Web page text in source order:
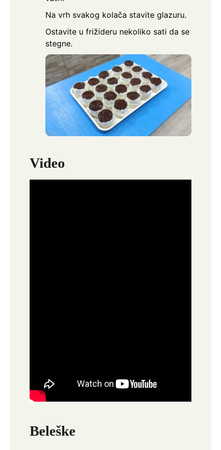
Na vrh svakog kolača stavite glazuru.
Ostavite u frižideru nekoliko sati da se
stegne.
Video
Beleške